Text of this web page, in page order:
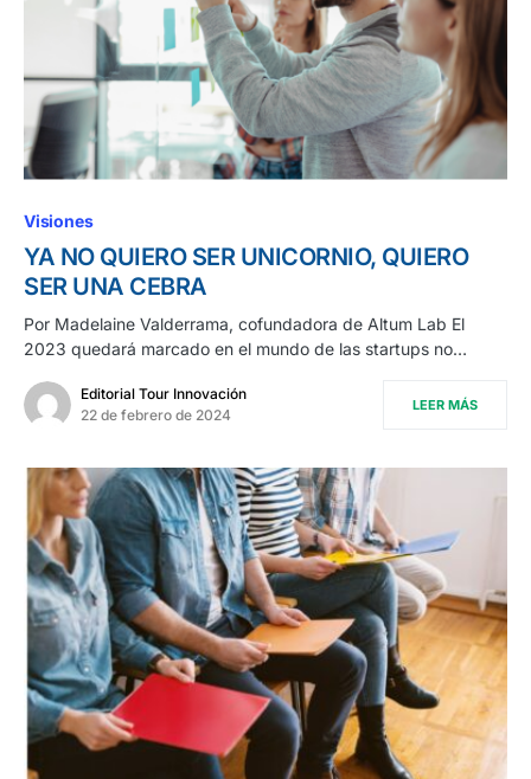
Visiones
YA NO QUIERO SER UNICORNIO, QUIERO
SER UNA CEBRA
Por Madelaine Valderrama, cofundadora de Altum Lab El
2023 quedará marcado en el mundo de las startups no…
Editorial Tour Innovación
22 de febrero de 2024
LEER MÁS